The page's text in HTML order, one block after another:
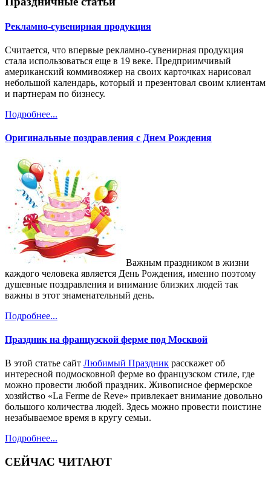
Рекламно-сувенирная продукция
Считается, что впервые рекламно-сувенирная продукция
стала использоваться еще в 19 веке. Предприимчивый
американский коммивояжер на своих карточках нарисовал
небольшой календарь, который и презентовал своим клиентам
и партнерам по бизнесу.
Подробнее...
Оригинальные поздравления с Днем Рождения
Важным праздником в жизни
каждого человека является День Рождения, именно поэтому
душевные поздравления и внимание близких людей так
важны в этот знаменательный день.
Подробнее...
Праздник на французской ферме под Москвой
В этой статье сайт Любимый Праздник расскажет об
интересной подмосковной ферме во французском стиле, где
можно провести любой праздник. Живописное фермерское
хозяйство «La Ferme de Reve» привлекает внимание довольно
большого количества людей. Здесь можно провести поистине
незабываемое время в кругу семьи.
Подробнее...
СЕЙЧАС ЧИТАЮТ